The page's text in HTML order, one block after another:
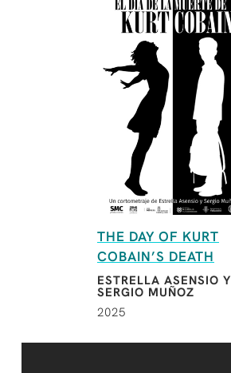
THE DAY OF KURT
COBAIN’S DEATH
ESTRELLA ASENSIO Y
SERGIO MUÑOZ
2025